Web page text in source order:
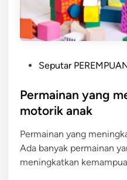
s
t
d
i
n
Seputar
Permainan yang
motorik anak
Permainan yang
Ada banyak permainan
meningkatkan